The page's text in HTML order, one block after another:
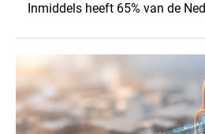
Inmiddels heeft 65% van de
van What’s Happening Online &
jaarlijkse trendrapport van
advies over…